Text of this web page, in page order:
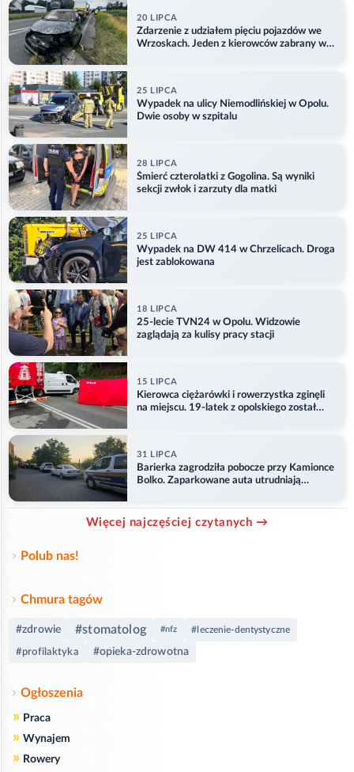
20 LIPCA
Zdarzenie z udziałem pięciu pojazdów we
Wrzoskach. Jeden z kierowców zabrany w
25 LIPCA
Wypadek na ulicy Niemodlińskiej w Opolu.
Dwie osoby w szpitalu
28 LIPCA
Śmierć czterolatki z Gogolina. Są wyniki
sekcji zwłok i zarzuty dla matki
25 LIPCA
Wypadek na DW 414 w Chrzelicach. Droga
jest zablokowana
18 LIPCA
25-lecie TVN24 w Opolu. Widzowie
zaglądają za kulisy pracy stacji
15 LIPCA
Kierowca ciężarówki i rowerzystka zginęli
na miejscu. 19-latek z opolskiego został
31 LIPCA
Barierka zagrodziła pobocze przy Kamionce
Bolko. Zaparkowane auta utrudniają
Więcej najczęściej czytanych →
Polub nas!
Chmura tagów
#zdrowie #stomatolog #nfz #leczenie-dentystyczne
#profilaktyka #opieka-zdrowotna
Ogłoszenia
» Praca
» Wynajem
» Rowery